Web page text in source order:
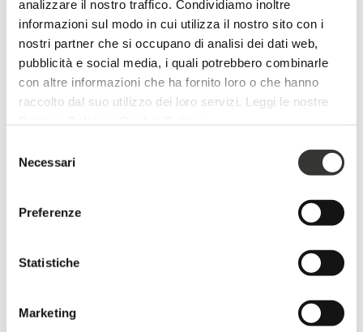
analizzare il nostro traffico. Condividiamo inoltre
informazioni sul modo in cui utilizza il nostro sito con i
nostri partner che si occupano di analisi dei dati web,
pubblicità e social media, i quali potrebbero combinarle
con altre informazioni che ha fornito loro o che hanno
raccolto dal suo utilizzo dei loro servizi. Leggi le nostre
delNecessari
Preferenze
Statistiche
Marketing
Chiama
Alex Paterra